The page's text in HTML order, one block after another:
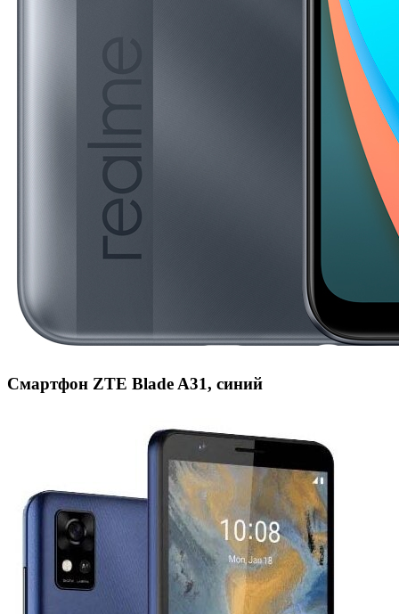
Смартфон ZTE Blade A31, синий